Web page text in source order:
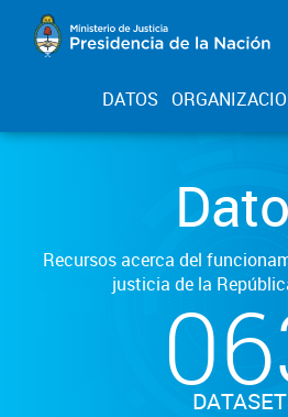
DATOS
Recursos acerca del
justicia de la